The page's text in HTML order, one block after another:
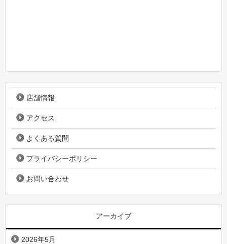
店舗情報
アクセス
よくある質問
プライバシーポリシー
お問い合わせ
アーカイブ
2026年5月